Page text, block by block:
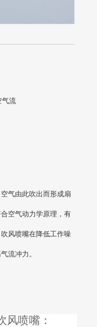
气流
气由此吹出而形成扇
空气动力学原理，有
风喷嘴在降低工作噪
流冲力。
风喷嘴：